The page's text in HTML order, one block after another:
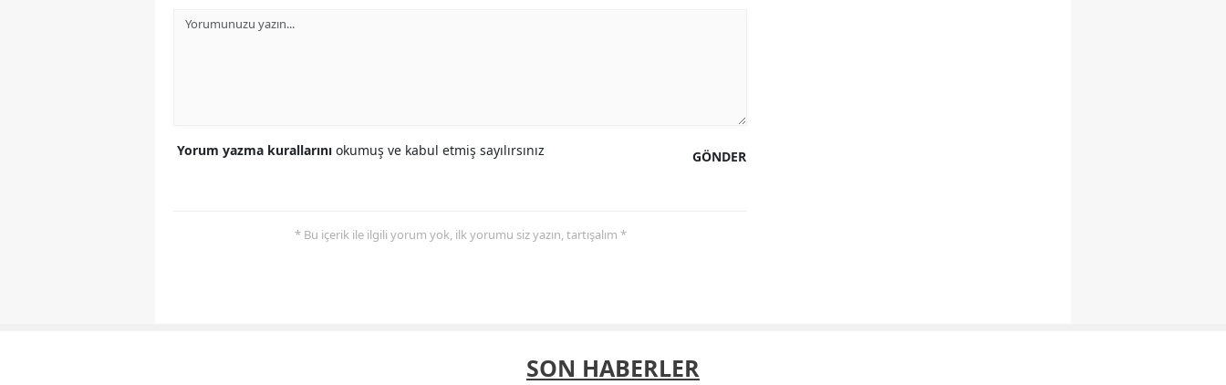
GÖNDER
Yorum yazma kurallarını okumuş ve kabul etmiş sayılırsınız
* Bu içerik ile ilgili yorum yok, ilk yorumu siz yazın, tartışalım *
SON HABERLER